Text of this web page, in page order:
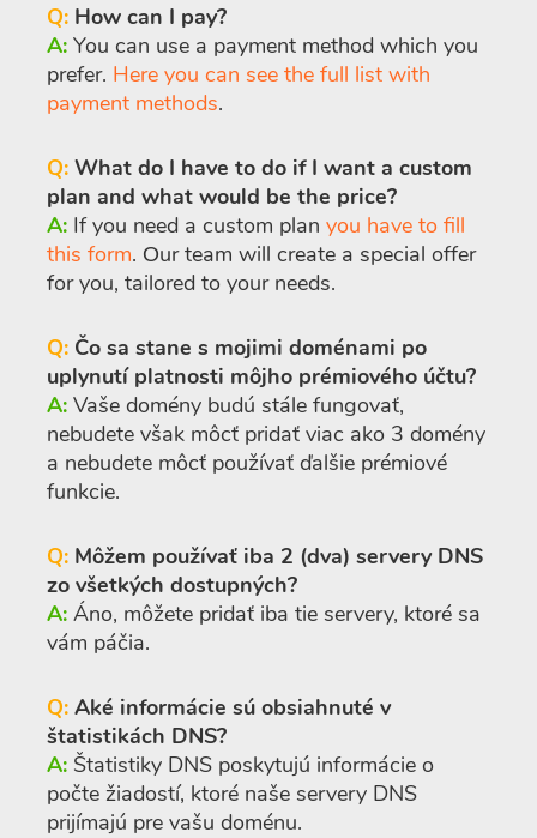
Q: How can I pay?
A: You can use a payment method which you
prefer. Here you can see the full list with
payment methods.
Q: What do I have to do if I want a custom
plan and what would be the price?
A: If you need a custom plan you have to fill
this form. Оur team will create a special offer
for you, tailored to your needs.
Q: Čo sa stane s mojimi doménami po
uplynutí platnosti môjho prémiového účtu?
A: Vaše domény budú stále fungovať,
nebudete však môcť pridať viac ako 3 domény
a nebudete môcť používať ďalšie prémiové
funkcie.
Q: Môžem používať iba 2 (dva) servery DNS
zo všetkých dostupných?
A: Áno, môžete pridať iba tie servery, ktoré sa
vám páčia.
Q: Aké informácie sú obsiahnuté v
štatistikách DNS?
A: Štatistiky DNS poskytujú informácie o
počte žiadostí, ktoré naše servery DNS
prijímajú pre vašu doménu.